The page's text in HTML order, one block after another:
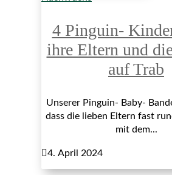
4 Pinguin-
ihre Eltern und
auf Trab
Unserer Pinguin- Baby-
dass die lieben Eltern fast
mit dem...
4. April 2024